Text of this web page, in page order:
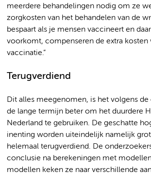
meerdere behandelingen nodig om ze
zorgkosten van het behandelen van de
bespaart als je mensen vaccineert en
voorkomt, compenseren de extra kosten
vaccinatie.”
Terugverdiend
Dit alles meegenomen, is het volgens
de lange termijn beter om het duurdere
Nederland te gebruiken. De geschatte
inenting worden uiteindelijk namelijk
helemaal terugverdiend. De
conclusie na berekeningen met
modellen keken ze naar verschillende